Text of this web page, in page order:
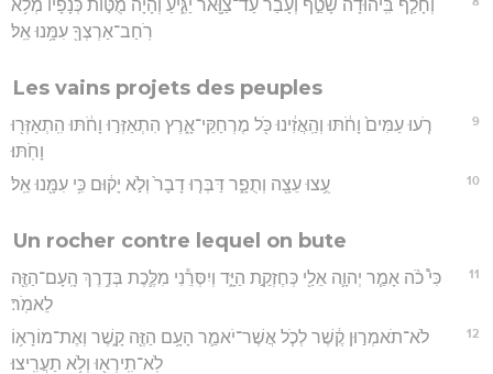
וְחָלַ֤ף בִּֽיהוּדָה֙ שָׁטַ֣ף וְעָבַ֔ר עַד־צַוָּ֖אר יַגִּ֑יעַ וְהָיָה֙ מֻטּ֣וֹת כְּנָפָ֔יו מְלֹ֥א
רֹֽחַב־אַרְצְךָ֖ עִמָּ֥נוּ אֵֽל׃
Les vains projets des peuples
9
רֹ֤עוּ עַמִּים֙ וָחֹ֔תּוּ וְהַֽאֲזִ֔ינוּ כֹּ֖ל מֶרְחַקֵּי־אָ֑רֶץ הִתְאַזְּר֣וּ וָחֹ֔תּוּ הִֽתְאַזְּר֖וּ
וָחֹֽתּוּ׃
10 עֻ֥צוּ עֵצָ֖ה וְתֻפָ֑ר דַּבְּר֤וּ דָבָר֙ וְלֹ֣א יָק֔וּם כִּ֥י עִמָּ֖נוּ אֵֽל׃
Un rocher contre lequel on bute
11
כִּי֩ כֹ֨ה אָמַ֧ר יְהוָ֛ה אֵלַ֖י כְּחֶזְקַ֣ת הַיָּ֑ד וְיִסְּרֵ֕נִי מִלֶּ֛כֶת בְּדֶ֥רֶךְ הָֽעָם־הַזֶּ֖ה
לֵאמֹֽר׃
12
לֹא־תֹאמְר֣וּן קֶ֔שֶׁר לְכֹ֧ל אֲשֶׁר־יֹאמַ֛ר הָעָ֥ם הַזֶּ֖ה קָ֑שֶׁר וְאֶת־מוֹרָא֥וֹ
לֹֽא־תִֽירְא֖וּ וְלֹ֥א תַעֲרִֽיצוּ׃